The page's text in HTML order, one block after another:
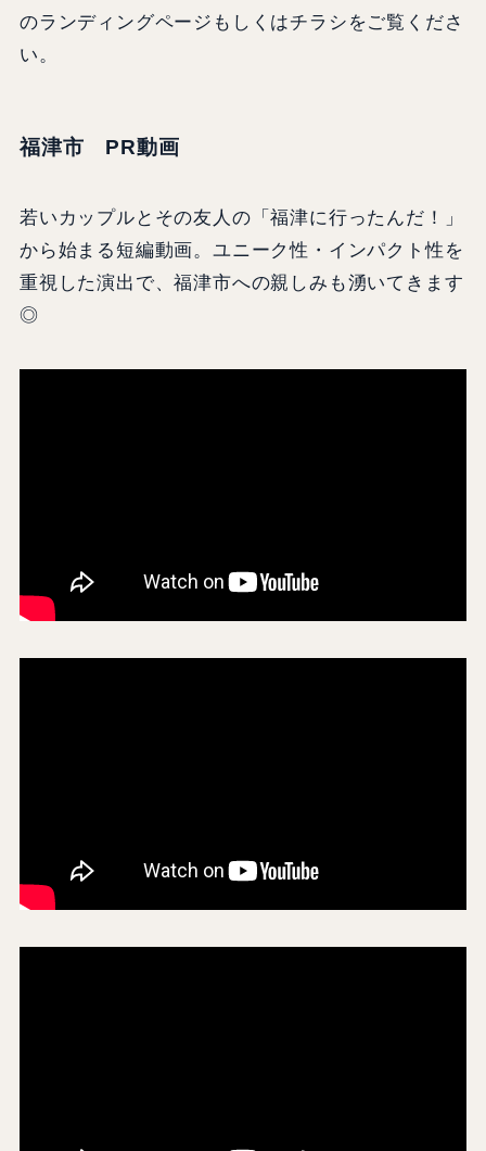
のランディングページもしくはチラシをご覧くださ
い。
福津市 PR動画
若いカップルとその友人の「福津に行ったんだ！」
から始まる短編動画。ユニーク性・インパクト性を
重視した演出で、福津市への親しみも湧いてきます
◎